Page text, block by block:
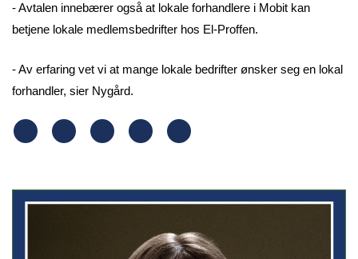
- Avtalen innebærer også at lokale forhandlere i Mobit kan
betjene lokale medlemsbedrifter hos El-Proffen.
- Av erfaring vet vi at mange lokale bedrifter ønsker seg en lokal
forhandler, sier Nygård.